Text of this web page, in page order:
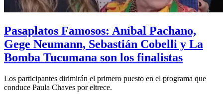
Pasaplatos Famosos: Aníbal Pachano,
Gege Neumann, Sebastián Cobelli y La
Bomba Tucumana son los finalistas
Los participantes dirimirán el primero puesto en el programa que
conduce Paula Chaves por eltrece.